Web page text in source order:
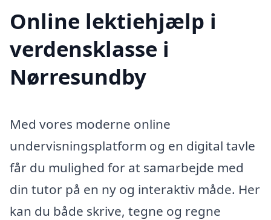
Online lektiehjælp i
verdensklasse i
Nørresundby
Med vores moderne online
undervisningsplatform og en digital tavle
får du mulighed for at samarbejde med
din tutor på en ny og interaktiv måde. Her
kan du både skrive, tegne og regne